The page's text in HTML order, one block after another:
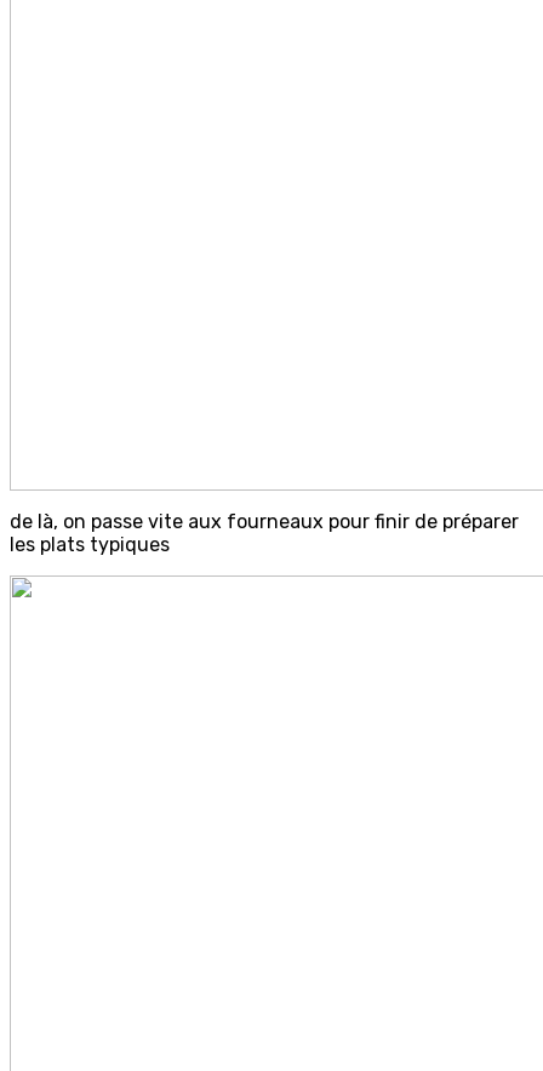
de là, on passe vite aux fourneaux pour finir de préparer
les plats typiques